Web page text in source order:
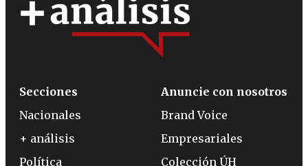
Secciones
Nacionales
+ análisis
Política
Anuncie con nosotros
Brand Voice
Empresariales
Colección ÚH